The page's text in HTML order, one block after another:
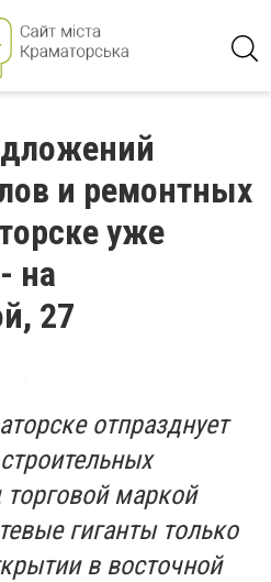
и ремонтных
уже
на
27
отпразднует
маркой
гиганты только
в восточной